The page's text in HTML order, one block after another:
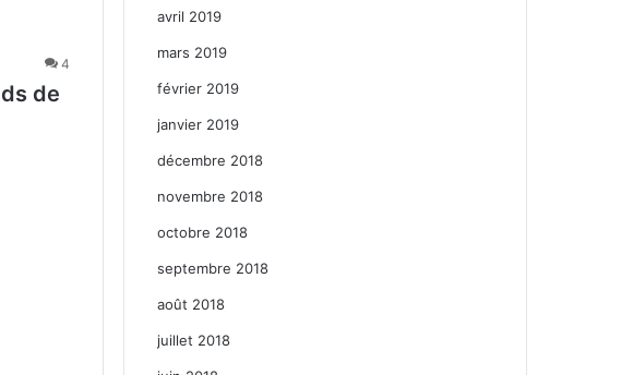
4
de
avril 2019
mars 2019
février 2019
janvier 2019
décembre 2018
novembre 2018
octobre 2018
septembre 2018
août 2018
juillet 2018